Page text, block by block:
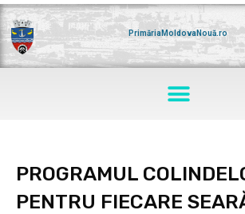
Skip
to
content
PrimăriaMoldovaNouă.ro
Menu
PROGRAMUL
PENTRU FIECARE